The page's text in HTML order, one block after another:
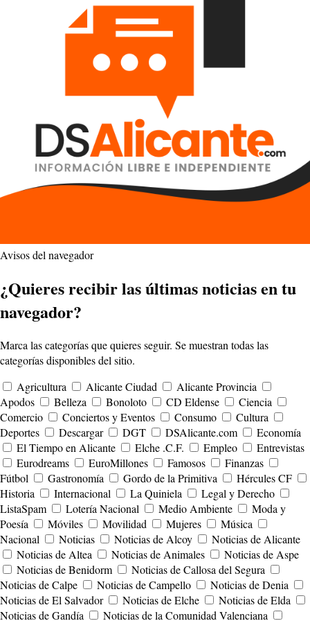
Avisos del navegador
¿Quieres recibir las últimas noticias en tu
navegador?
Marca las categorías que quieres seguir. Se muestran todas las
categorías disponibles del sitio.
Agricultura
Alicante Ciudad
Alicante Provincia
Apodos
Belleza Bonoloto CD Eldense
Ciencia
Comercio
Conciertos y Eventos Consumo
Cultura
Deportes
Descargar DGT DSAlicante.com
Economía
El Tiempo en Alicante
Elche .C.F. Empleo
Entrevistas
Eurodreams
EuroMillones Famosos
Finanzas
Fútbol
Gastronomía Gordo de la Primitiva
Hércules CF
Historia
Internacional La Quiniela
Legal y Derecho
ListaSpam
Lotería Nacional Medio Ambiente
Moda y
Poesía
Móviles Movilidad Mujeres
Música
Nacional
Noticias Noticias de Alcoy
Noticias de Alicante
Noticias de Altea
Noticias de Animales
Noticias de Aspe
Noticias de Benidorm
Noticias de Callosa del Segura
Noticias de Calpe
Noticias de Campello
Noticias de Denia
Noticias de El Salvador
Noticias de Elche
Noticias de Elda
Noticias de Gandía
Noticias de la Comunidad Valenciana